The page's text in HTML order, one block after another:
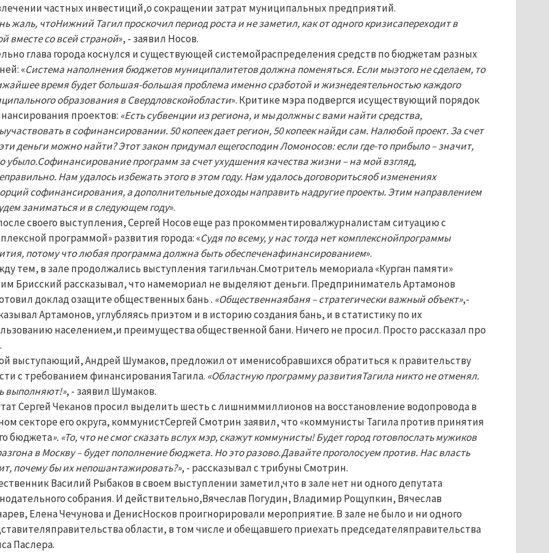
частных инвестиций,о сокращении затрат муниципальных предприятий.
жаль, чтоНижний Тагил проскочил период роста и не заметил, как от одного кризисапереходит в
вместе со всей страной», - заявил Носов.
глава города коснулся и существующей системойраспределения средств по бюджетам разных
«Система наполнения бюджетов муниципалитетов должна поменяться. Если мыэтого не сделаем, то
время будет большая-большая проблема именно сработой и жизнедеятельностью каждого
образования в Свердловскойобласти». Критике мэра подвергся исуществующий порядок
проектов: «Есть субвенции из региона, и мы должны с вами найти средства,
в софинансировании. 50 копеек дает регион, 50 копеек найди сам. Налюбой проект. За счет
деньги можно найти? Этот закон придумал ещегосподин Ломоносов: если где-то прибыло – значит,
убыло.Софинансирование программ за счет ухудшения качества жизни – на мой взгляд,
Нам удалось избежать этого в этом году. Нам удалось договоритьсяоб изменениях
софинансирования, а дополнительные доходы направить надругие проекты. Этим направлением
заниматься и в следующем году».
своего выступления, Сергей Носов еще раз прокомментировалжурналистам ситуацию с
программой» развития города: «Судя по всему, у нас тогда нет комплекснойпрограммы
потому что любая программа должна быть обеспеченафинансированием».
тем, в зале продолжались выступления тагильчан.Смотритель мемориала «Курган памяти»
Брисский рассказывал, что намемориал не выделяют деньги. Предприниматель Артамонов
доклад озащите общественных бань . «Общественнаябаня – стратегически важный объект»,-
Артамонов, углубляясь приэтом и в историю создания бань, и в статистику по их
населением,и преимущества общественной бани. Ничего не просил. Просто рассказал про
выступающий, Андрей Шумаков, предложил от именисобравшихся обратиться к правительству
с требованием финансированияТагила. «Областную программу развитияТагила никто не отменял.
выполняют!», - заявил Шумаков.
Сергей Чеканов просил выделить шесть с лишниммиллионов на восстановление водопровода в
секторе его округа, коммунистСергей Смотрин заявил, что «коммунисты Тагила против принятия
бюджета». «То, что не смог сказать вслух мэр, скажут коммунисты! Будет город готовпослать мужиков
в Москву – будет пополнение бюджета. Но это разово.Давайте проголосуем против. Нас власть
почему бы их непошантажировать?», - рассказывал с трибуны Смотрин.
Василий Рыбаков в своем выступлении заметил,что в зале нет ни одного депутата
собрания. И действительно,Вячеслав Погудин, Владимир Рощупкин, Вячеслав
Елена Чечунова и ДенисНосков проигнорировали мероприятие. В зале не было и ни одного
области, в том числе и обещавшего приехать председателяправительства
Паслера.